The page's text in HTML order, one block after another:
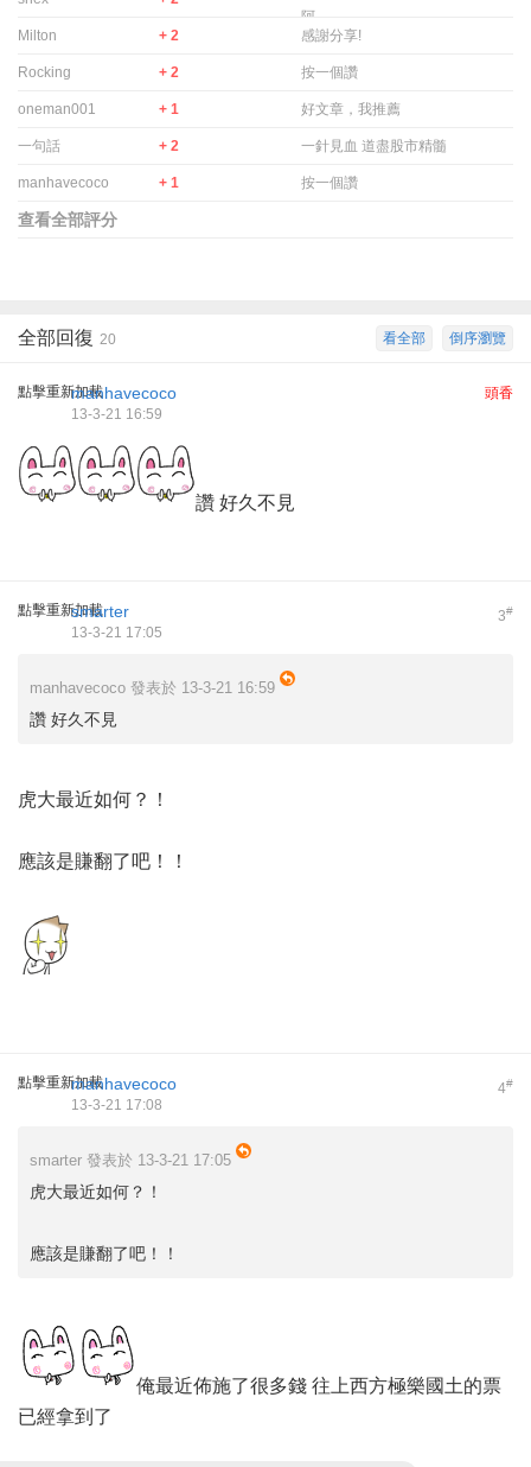
阿.
Milton
+ 2 感謝分享!
Rocking + 2 按一個讚
oneman001 + 1 好文章，我推薦
一句話 + 2 一針見血 道盡股市精髓
manhavecoco + 1 按一個讚
查看全部評分
倒序瀏覽
看全部
全部回復 20
點擊重新加載 頭香
manhavecoco
13-3-21 16:59
讚 好久不見
點擊重新加載 3#
smarter
13-3-21 17:05
manhavecoco 發表於 13-3-21 16:59
讚 好久不見
虎大最近如何？！
應該是賺翻了吧！！
點擊重新加載 4#
manhavecoco
13-3-21 17:08
smarter 發表於 13-3-21 17:05
虎大最近如何？！
應該是賺翻了吧！！
俺最近佈施了很多錢 往上西方極樂國土的票
已經拿到了